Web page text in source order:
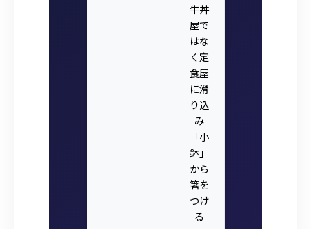
牛丼
屋で
はな
く定
食屋
に滑
り込
み
「小
鉢」
から
箸を
つけ
る